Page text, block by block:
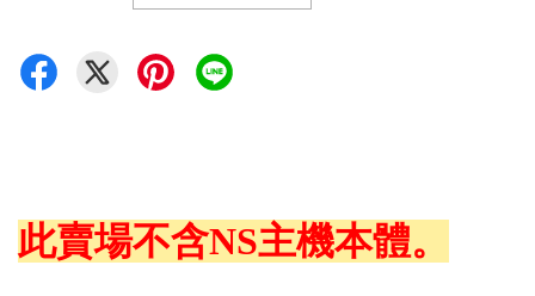
此賣場不含NS主機本體。